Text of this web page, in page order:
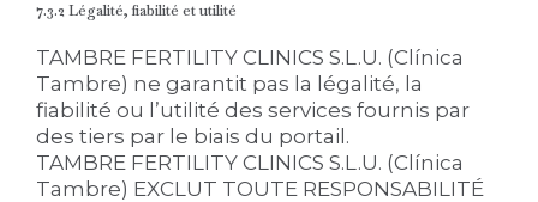
7.3.2 Légalité, fiabilité et utilité
TAMBRE FERTILITY CLINICS S.L.U. (Clínica
Tambre) ne garantit pas la légalité, la
fiabilité ou l’utilité des services fournis par
des tiers par le biais du portail.
TAMBRE FERTILITY CLINICS S.L.U. (Clínica
Tambre) EXCLUT TOUTE RESPONSABILITÉ